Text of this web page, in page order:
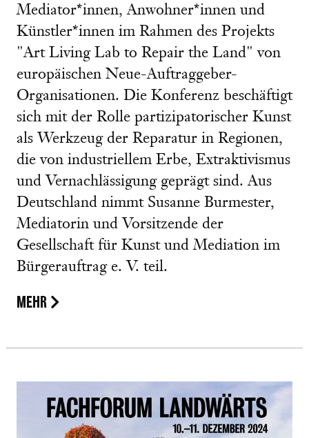
Mediator*innen, Anwohner*innen und
Künstler*innen im Rahmen des Projekts
"Art Living Lab to Repair the Land" von
europäischen Neue-Auftraggeber-
Organisationen. Die Konferenz beschäftigt
sich mit der Rolle partizipatorischer Kunst
als Werkzeug der Reparatur in Regionen,
die von industriellem Erbe, Extraktivismus
und Vernachlässigung geprägt sind. Aus
Deutschland nimmt Susanne Burmester,
Mediatorin und Vorsitzende der
Gesellschaft für Kunst und Mediation im
Bürgerauftrag e. V. teil.
MEHR